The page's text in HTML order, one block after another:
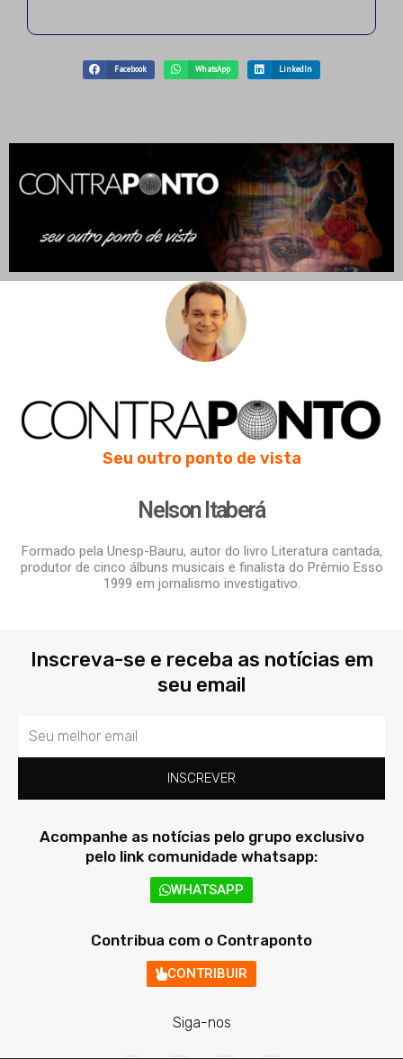
Facebook WhatsApp LinkedIn
Seu outro ponto de vista
Nelson Itaberá
Formado pela Unesp-Bauru, autor do livro Literatura cantada,
produtor de cinco álbuns musicais e finalista do Prêmio Esso
1999 em jornalismo investigativo.
Inscreva-se e receba as notícias em
seu email
Email
INSCREVER
Acompanhe as notícias pelo grupo exclusivo
pelo link comunidade whatsapp:
WHATSAPP
Contribua com o Contraponto
CONTRIBUIR
Siga-nos